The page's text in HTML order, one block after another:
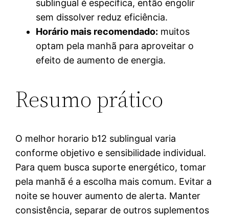
sublingual é específica, então engolir
sem dissolver reduz eficiência.
Horário mais recomendado: muitos
optam pela manhã para aproveitar o
efeito de aumento de energia.
Resumo prático
O melhor horario b12 sublingual varia
conforme objetivo e sensibilidade individual.
Para quem busca suporte energético, tomar
pela manhã é a escolha mais comum. Evitar a
noite se houver aumento de alerta. Manter
consistência, separar de outros suplementos